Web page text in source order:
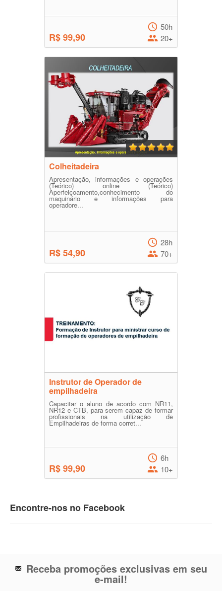
R$ 99,90
50h
20+
Colheitadeira
Apresentação, informações e operações
(Teórico) online (Teórico)
Aperfeiçoamento,conhecimento do
maquinário e informações para
operadore...
R$ 54,90
28h
70+
Instrutor de Operador de
empilhadeira
Capacitar o aluno de acordo com NR11,
NR12 e CTB, para serem capaz de formar
profissionais na utilização de
Empilhadeiras de forma corret...
R$ 99,90
6h
10+
Encontre-nos no Facebook
Receba promoções exclusivas em seu
e-mail!